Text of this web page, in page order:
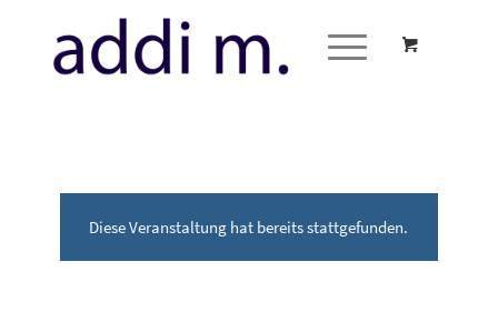
Diese Veranstaltung hat bereits stattgefunden.